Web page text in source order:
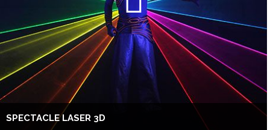
SPECTACLE LASER 3D